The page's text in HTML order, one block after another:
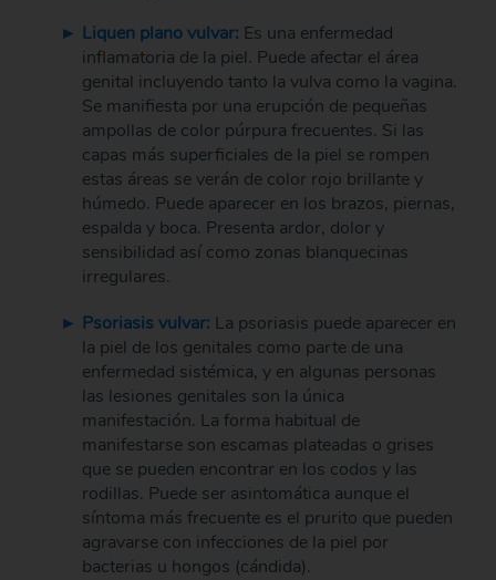
Liquen plano vulvar: Es una enfermedad
inflamatoria de la piel. Puede afectar el área
genital incluyendo tanto la vulva como la vagina.
Se manifiesta por una erupción de pequeñas
ampollas de color púrpura frecuentes. Si las
capas más superficiales de la piel se rompen
estas áreas se verán de color rojo brillante y
húmedo. Puede aparecer en los brazos, piernas,
espalda y boca. Presenta ardor, dolor y
sensibilidad así como zonas blanquecinas
irregulares.
Psoriasis vulvar: La psoriasis puede aparecer en
la piel de los genitales como parte de una
enfermedad sistémica, y en algunas personas
las lesiones genitales son la única
manifestación. La forma habitual de
manifestarse son escamas plateadas o grises
que se pueden encontrar en los codos y las
rodillas. Puede ser asintomática aunque el
síntoma más frecuente es el prurito que pueden
agravarse con infecciones de la piel por
bacterias u hongos (cándida).